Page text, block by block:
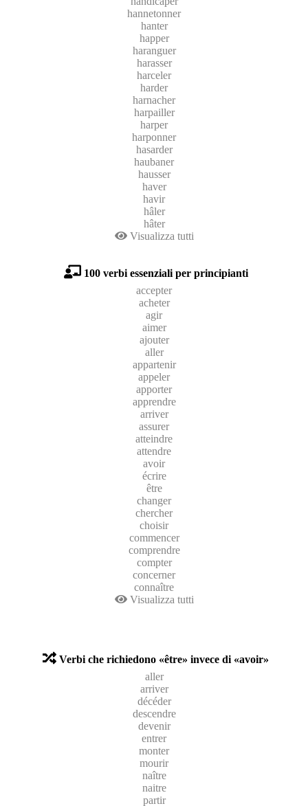
hannetonner
hanter
happer
haranguer
harasser
harceler
harder
harnacher
harpailler
harper
harponner
hasarder
haubaner
hausser
haver
havir
hâler
hâter
Visualizza tutti
100 verbi essenziali per principianti
accepter
acheter
agir
aimer
ajouter
aller
appartenir
appeler
apporter
apprendre
arriver
assurer
atteindre
attendre
avoir
écrire
être
changer
chercher
choisir
commencer
comprendre
compter
concerner
connaître
Visualizza tutti
Verbi che richiedono «être» invece di «avoir»
aller
arriver
décéder
descendre
devenir
entrer
monter
mourir
naître
naitre
partir